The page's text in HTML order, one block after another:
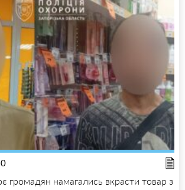
громадян намагались вкрасти товар з